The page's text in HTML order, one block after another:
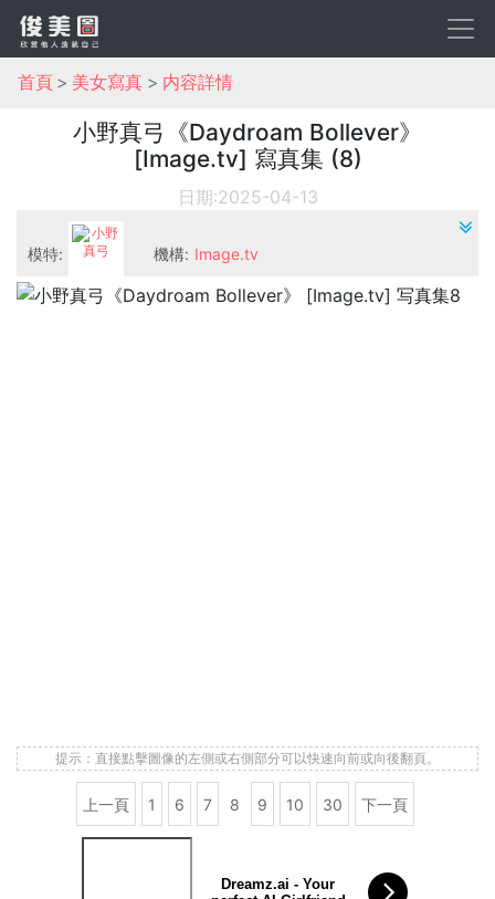
首頁 美女寫真 内容詳情
小野真弓《Daydroam Bollever》
[Image.tv] 寫真集 (8)
日期:2025-04-13
模特:
小野真弓
機構: Image.tv
提示：直接點擊圖像的左側或右側部分可以快速向前或向後翻頁。
上一頁 1 6 7 8 9 10 30 下一頁
Dreamz.ai - Your